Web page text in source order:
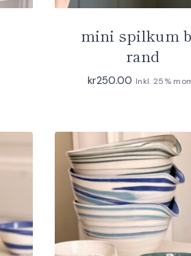
mini spilkum
rand
kr250.00 Inkl. 25%